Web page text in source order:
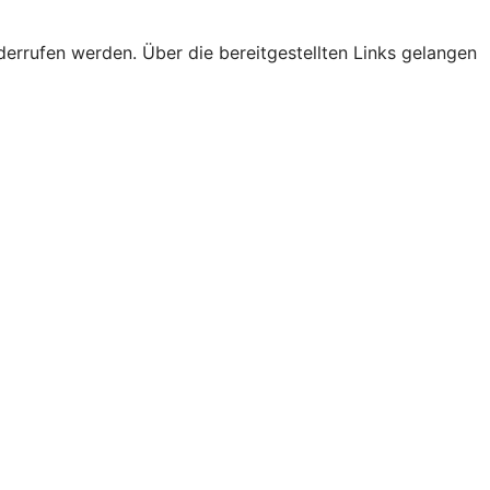
werden. Über die bereitgestellten Links gelangen